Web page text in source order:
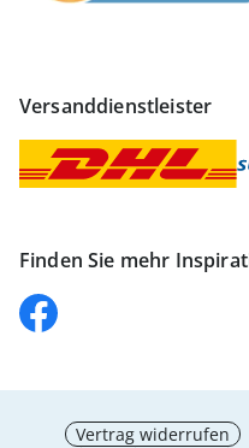
Versanddienstleister
Finden Sie mehr
Vertrag widerrufen